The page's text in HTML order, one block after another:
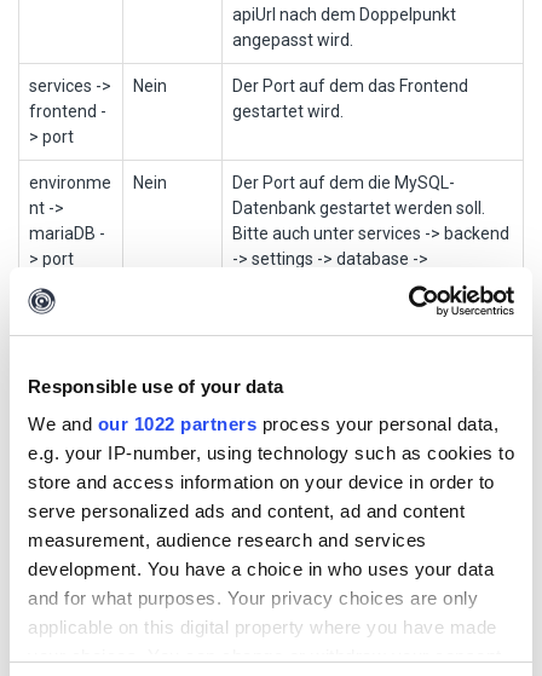
Responsible use of your data
We and our 1022 partners process your personal data,
e.g. your IP-number, using technology such as cookies to
store and access information on your device in order to
serve personalized ads and content, ad and content
measurement, audience research and services
development. You have a choice in who uses your data
and for what purposes. Your privacy choices are only
applicable on this digital property where you have made
apiUrl nach dem Doppelpunkt
angepasst wird.
services ->
frontend -
> port
Nein
Der Port auf dem das Frontend
gestartet wird.
environme
nt ->
mariaDB -
> port
Nein
Der Port auf dem die MySQL-
Datenbank gestartet werden soll.
Bitte auch unter services -> backend
-> settings -> database ->
> settings
database
angebunden werden. Supported
und sqlite. Sie können weitere
Informationen zur Konfiguration von
Datenbanken imDjango Handbuch
nachlesen.
nt ->
enableLog
Nein
ändern. Dann wird beim Start jede
Lognachricht in die darüberliegend-
spezifizierte Datei geschrieben. Dies